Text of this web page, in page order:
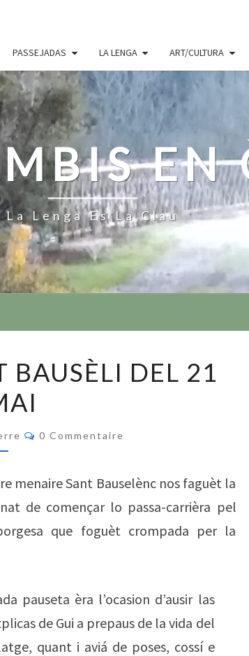
PASSEJADAS LA LENGA ART/CULTURA
EN
La Lenga Es La Clau
BAUSÈLI DEL 21
Commentaires
0 Commentaire
menaire Sant Bauselènc nos faguèt la
de començar lo passa-carrièra pel
que foguèt crompada per la
pauseta èra l’ocasion d’ausir las
de Gui a prepaus de la vida del
quant i aviá de poses, cossí e